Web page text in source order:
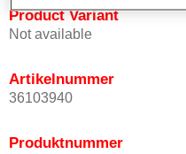
Product Variant
Not available
Artikelnummer
36103940
Produktnummer